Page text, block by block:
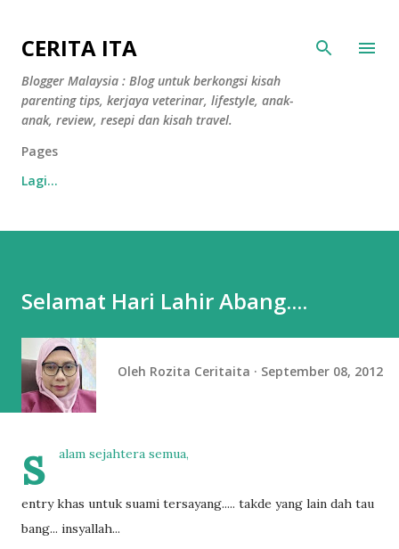
CERITA ITA
Blogger Malaysia : Blog untuk berkongsi kisah
parenting tips, kerjaya veterinar, lifestyle, anak-
anak, review, resepi dan kisah travel.
Pages
Lagi…
Selamat Hari Lahir Abang....
Oleh Rozita Ceritaita September 08, 2012
s alam sejahtera semua,
entry khas untuk suami tersayang..... takde yang lain dah tau
bang... insyallah...